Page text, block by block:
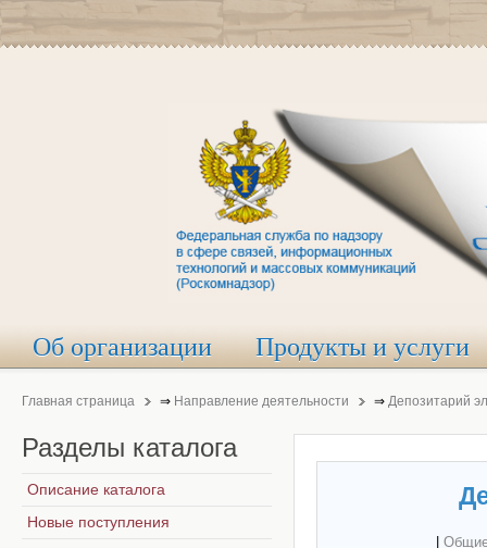
Об организации Продукты и услуги
Главная страница ⇒ Направление деятельности ⇒ Депозитарий
Разделы каталога
Описание каталога
Новые поступления